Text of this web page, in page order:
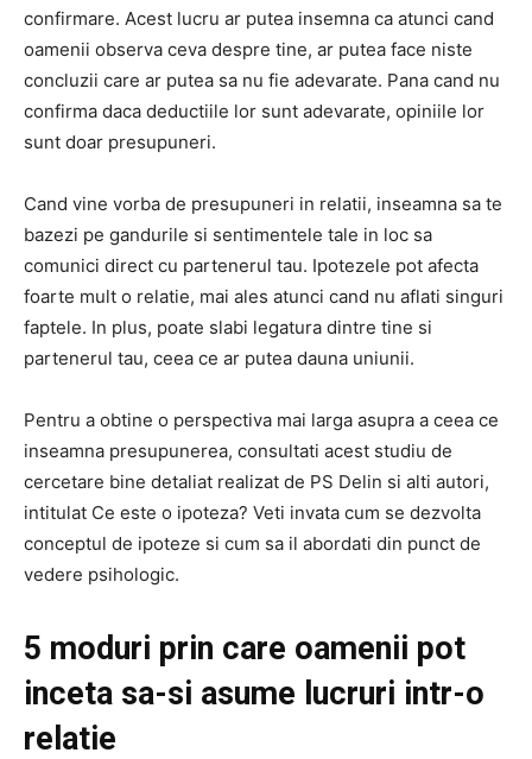
confirmare. Acest lucru ar putea insemna ca atunci cand
oamenii observa ceva despre tine, ar putea face niste
concluzii care ar putea sa nu fie adevarate. Pana cand nu
confirma daca deductiile lor sunt adevarate, opiniile lor
sunt doar presupuneri.
Cand vine vorba de presupuneri in relatii, inseamna sa te
bazezi pe gandurile si sentimentele tale in loc sa
comunici direct cu partenerul tau. Ipotezele pot afecta
foarte mult o relatie, mai ales atunci cand nu aflati singuri
faptele. In plus, poate slabi legatura dintre tine si
partenerul tau, ceea ce ar putea dauna uniunii.
Pentru a obtine o perspectiva mai larga asupra a ceea ce
inseamna presupunerea, consultati acest studiu de
cercetare bine detaliat realizat de PS Delin si alti autori,
intitulat Ce este o ipoteza? Veti invata cum se dezvolta
conceptul de ipoteze si cum sa il abordati din punct de
vedere psihologic.
5 moduri prin care oamenii pot
inceta sa-si asume lucruri intr-o
relatie